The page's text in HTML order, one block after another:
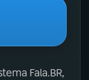
Fala.BR,